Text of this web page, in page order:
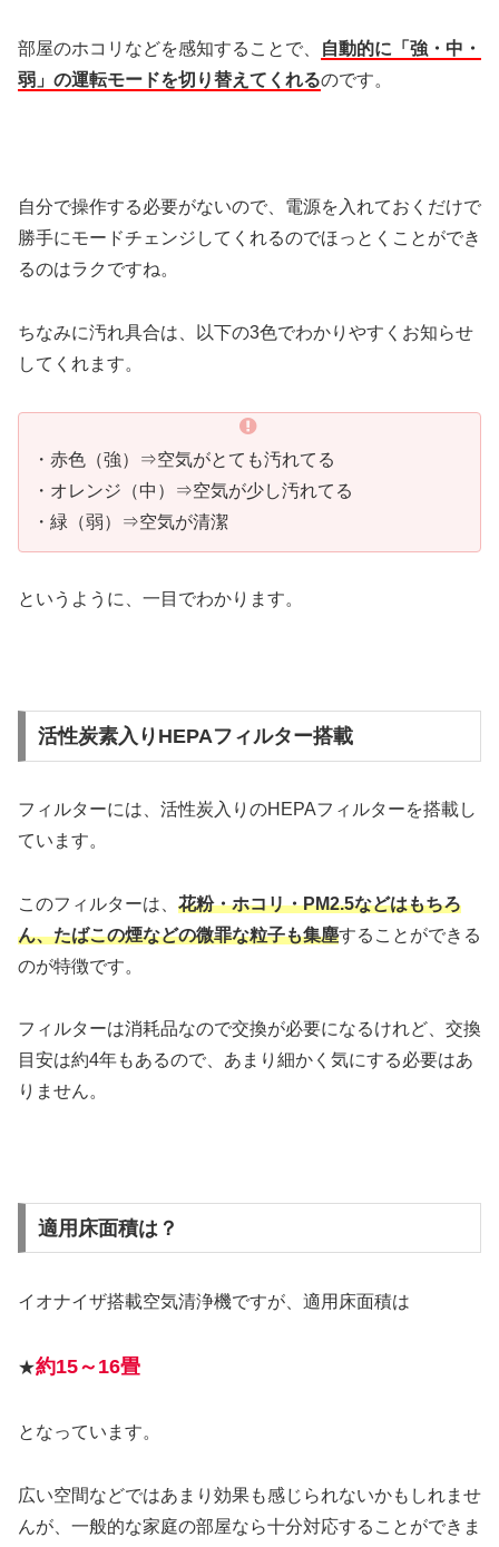
部屋のホコリなどを感知することで、
自動的に「強・中・
弱」の運転モードを切り替えてくれるのです。
自分で操作する必要がないので、電源を入れておくだけで
勝手にモードチェンジしてくれるのでほっとくことができ
るのはラクですね。
ちなみに汚れ具合は、以下の3色でわかりやすくお知らせ
してくれます。
・赤色（強）⇒空気がとても汚れてる
・オレンジ（中）⇒空気が少し汚れてる
・緑（弱）⇒空気が清潔
というように、一目でわかります。
活性炭素入りHEPAフィルター搭載
フィルターには、活性炭入りのHEPAフィルターを搭載し
ています。
このフィルターは、 花粉・ホコリ・PM2.5などはもちろ
ん、たばこの煙などの微罪な粒子も集塵することができる
のが特徴です。
フィルターは消耗品なので交換が必要になるけれど、交換
目安は約4年もあるので、あまり細かく気にする必要はあ
りません。
適用床面積は？
イオナイザ搭載空気清浄機ですが、適用床面積は
★約15～16畳
となっています。
広い空間などではあまり効果も感じられないかもしれませ
んが、一般的な家庭の部屋なら十分対応することができま